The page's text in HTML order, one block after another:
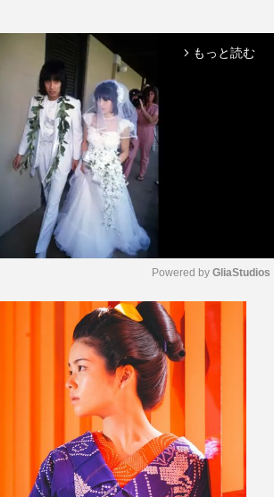
arrow_forward_ios もっと読む
t
e
Powered by GliaStudios